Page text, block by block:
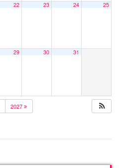
22 23 24 25
29 30 31
2027